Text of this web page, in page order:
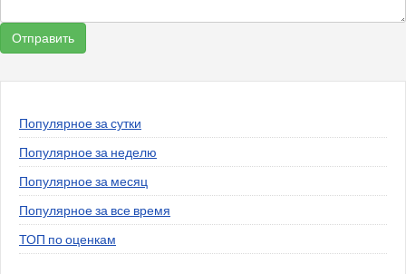
Популярное за сутки
Популярное за неделю
Популярное за месяц
Популярное за все время
ТОП по оценкам